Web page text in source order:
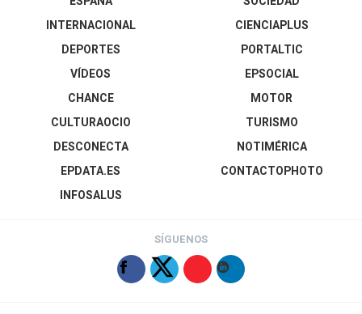
INTERNACIONAL
DEPORTES
VÍDEOS
CIENCIAPLUS
PORTALTIC
EPSOCIAL
CHANCE
CULTURAOCIO
DESCONECTA
EPDATA.ES
INFOSALUS
MOTOR
TURISMO
NOTIMÉRICA
CONTACTOPHOTO
SÍGUENOS